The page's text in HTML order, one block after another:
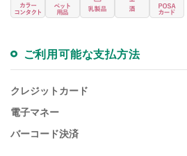
ご利用可能な支払方法
クレジットカード
電子マネー
バーコード決済